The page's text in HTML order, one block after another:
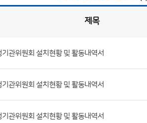
제목
관위원회 설치현황 및 활동내역서
관위원회 설치현황 및 활동내역서
관위원회 설치현황 및 활동내역서